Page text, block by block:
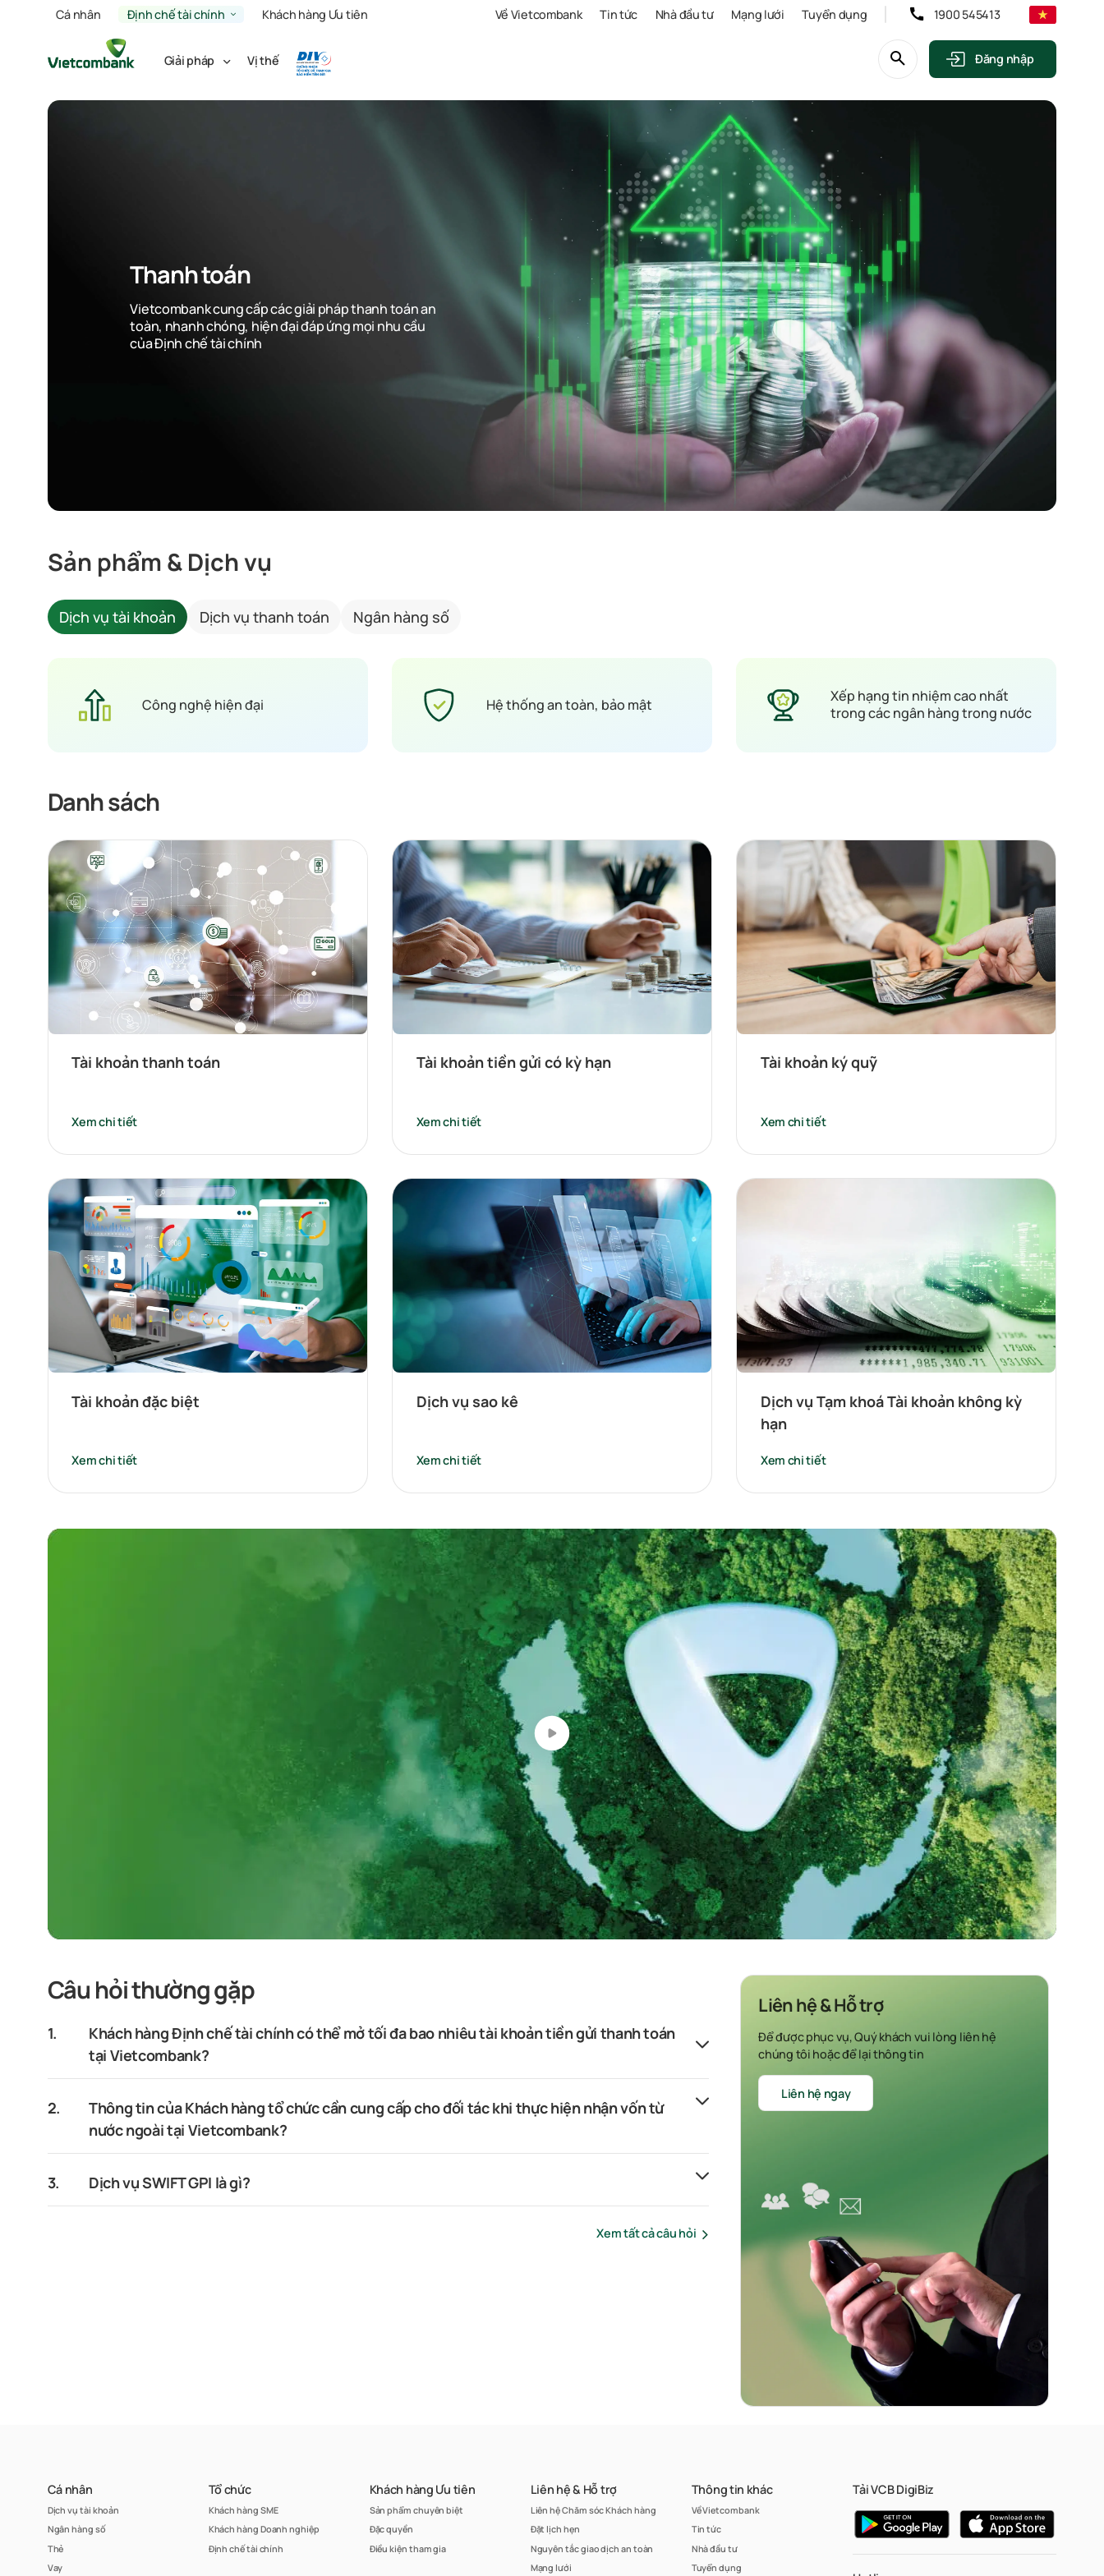
Cá nhân Định chế tài chính Khách hàng Ưu tiên Về Vietcombank Tin tức Nhà đầu tư Mạng lưới Tuyển dụng 1900 545413
Giải pháp Vị thế Đăng nhập
Thanh toán
Vietcombank cung cấp các giải pháp thanh toán an
toàn, nhanh chóng, hiện đại đáp ứng mọi nhu cầu
của Định chế tài chính
Sản phẩm & Dịch vụ
Dịch vụ tài khoản Dịch vụ thanh toán Ngân hàng số
Công nghệ hiện đại Hệ thống an toàn, bảo mật
Xếp hạng tin nhiệm cao nhất
trong các ngân hàng trong nước
Danh sách
Tài khoản thanh toán
Xem chi tiết
Tài khoản tiền gửi có kỳ hạn
Xem chi tiết
Tài khoản ký quỹ
Xem chi tiết
Tài khoản đặc biệt
Xem chi tiết
Dịch vụ sao kê
Xem chi tiết
Dịch vụ Tạm khoá Tài khoản không kỳ
hạn
Xem chi tiết
Câu hỏi thường gặp
1.
Khách hàng Định chế tài chính có thể mở tối đa bao nhiêu tài khoản tiền gửi thanh toán
tại Vietcombank?
2.
Thông tin của Khách hàng tổ chức cần cung cấp cho đối tác khi thực hiện nhận vốn từ
nước ngoài tại Vietcombank?
3. Dịch vụ SWIFT GPI là gì?
Xem tất cả câu hỏi
Liên hệ & Hỗ trợ
Để được phục vụ, Quý khách vui lòng liên hệ
chúng tôi hoặc để lại thông tin
Liên hệ ngay
Cá nhân
Dịch vụ tài khoản
Ngân hàng số
Thẻ
Vay
Tổ chức
Khách hàng SME
Khách hàng Doanh nghiệp
Định chế tài chính
Khách hàng Ưu tiên
Sản phẩm chuyên biệt
Đặc quyền
Điều kiện tham gia
Liên hệ & Hỗ trợ
Liên hệ Chăm sóc Khách hàng
Đặt lịch hẹn
Nguyên tắc giao dịch an toàn
Mạng lưới
Thông tin khác
Về Vietcombank
Tin tức
Nhà đầu tư
Tuyển dụng
Tải VCB DigiBiz